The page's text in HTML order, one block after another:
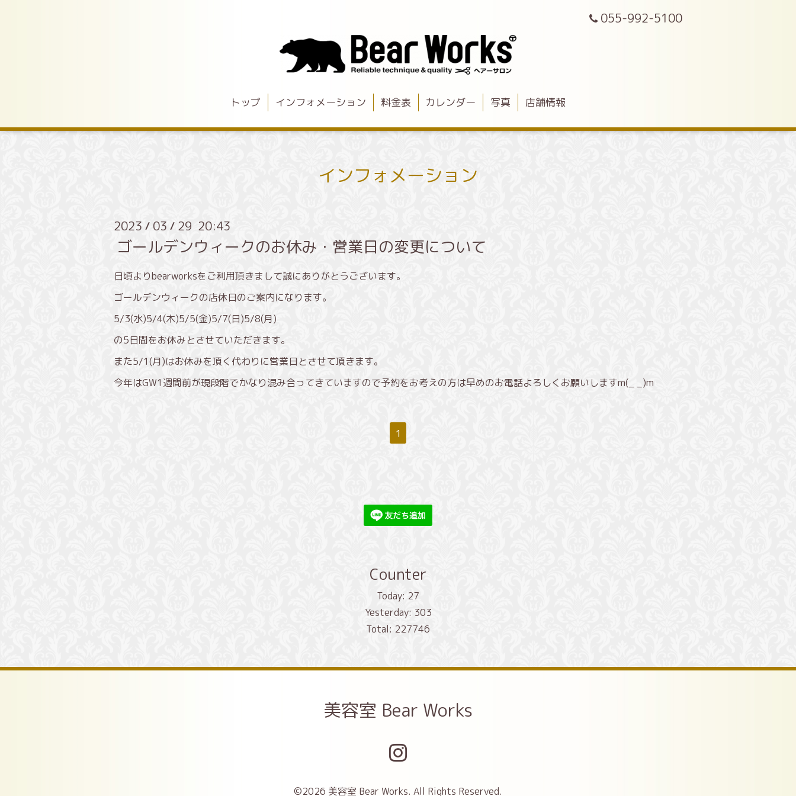
055-992-5100
トップ インフォメーション 料金表 カレンダー 写真 店舗情報
インフォメーション
2023 / 03 / 29 20:43
ゴールデンウィークのお休み・営業日の変更について
日頃よりbearworksをご利用頂きまして誠にありがとうございます。
ゴールデンウィークの店休日のご案内になります。
5/3(水)5/4(木)5/5(金)5/7(日)5/8(月)
の5日間をお休みとさせていただきます。
また5/1(月)はお休みを頂く代わりに営業日とさせて頂きます。
今年はGW1週間前が現段階でかなり混み合ってきていますので予約をお考えの方は早めのお電話よろしくお願いしますm(_ _)m
1
Counter
Today: 27
Yesterday: 303
Total: 227746
美容室 Bear Works
©2026 美容室 Bear Works. All Rights Reserved.